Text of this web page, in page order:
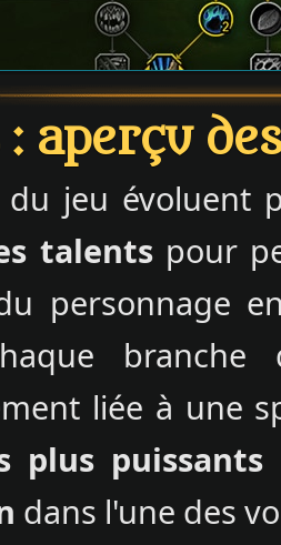
: aperçu
du jeu évoluent
talents pour
personnage
liée à une
plus
dans l'une des